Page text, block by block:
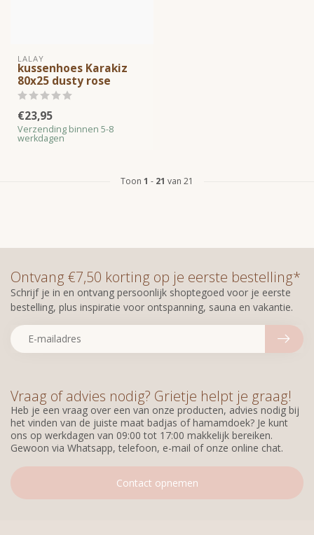
LALAY
kussenhoes Karakiz
80x25 dusty rose
€23,95
Verzending binnen 5-8
werkdagen
Toon 1 - 21 van 21
Vraag of advies nodig? Grietje helpt je graag!
Heb je een vraag over een van onze producten, advies nodig bij
het vinden van de juiste maat badjas of hamamdoek? Je kunt
ons op werkdagen van 09:00 tot 17:00 makkelijk bereiken.
Gewoon via Whatsapp, telefoon, e-mail of onze online chat.
Contact opnemen
Ontvang €7,50 korting op je eerste bestelling*
Schrijf je in en ontvang persoonlijk shoptegoed voor je eerste
bestelling, plus inspiratie voor ontspanning, sauna en vakantie.